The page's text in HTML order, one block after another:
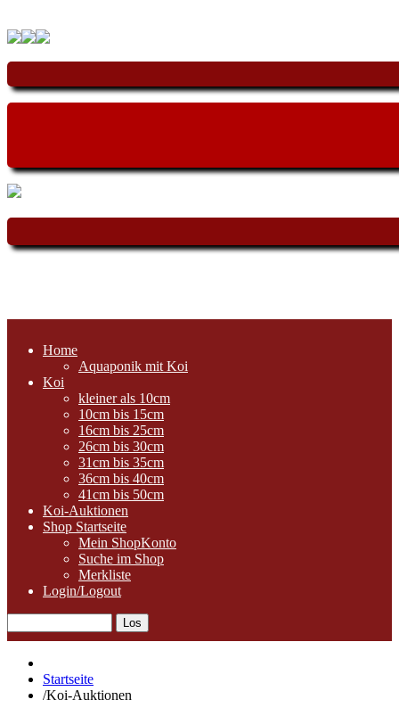
Home
Aquaponik mit Koi
Koi
kleiner als 10cm
10cm bis 15cm
16cm bis 25cm
26cm bis 30cm
31cm bis 35cm
36cm bis 40cm
41cm bis 50cm
Koi-Auktionen
Shop Startseite
Mein ShopKonto
Suche im Shop
Merkliste
Login/Logout
Startseite
/Koi-Auktionen